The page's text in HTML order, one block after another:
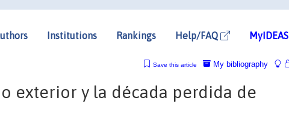
Institutions Rankings Help/FAQ MyIDEAS
My bibliography
Save this article
exterior y la década perdida de